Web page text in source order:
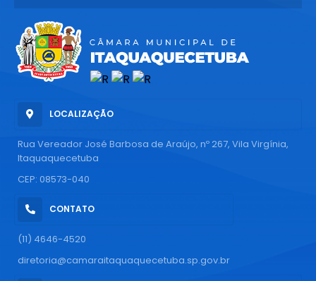
LOCALIZAÇÃO
Rua Vereador José Barbosa de Araújo, nº 267, Vila Virgínia,
Itaquaquecetuba
CEP: 08573-040
CONTATO
(11) 4646-4520
diretoria@camaraitaquaquecetuba.sp.gov.br